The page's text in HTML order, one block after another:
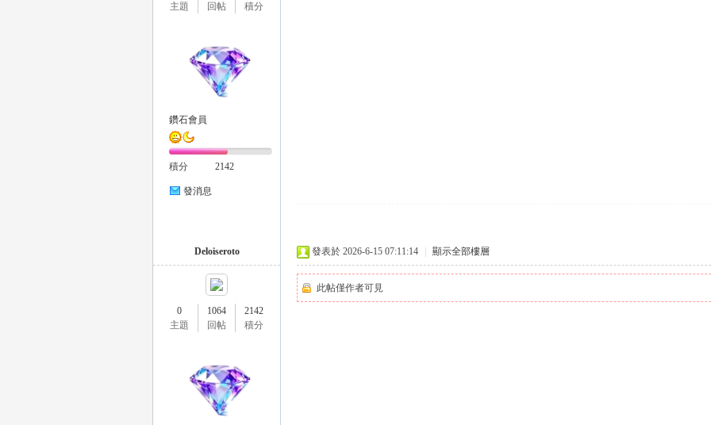
主題
回帖
積分
鑽石會員
積分 2142
發消息
Deloiseroto
0
主題
1064
回帖
2142
積分
發表於 2026-6-15 07:11:14 顯示全部樓層
此帖僅作者可見